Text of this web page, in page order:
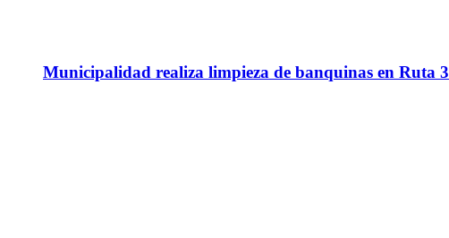
Municipalidad realiza limpieza de banquinas en Ruta 3